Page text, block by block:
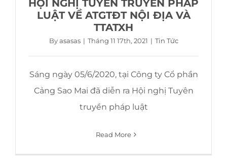
HỘI NGHỊ TUYÊN TRUYỀN PHÁP
LUẬT VỀ ATGTĐT NỘI ĐỊA VÀ
TTATXH
Byasasas | Tháng 11 17th, 2021 | Tin Tức
Sáng ngày 05/6/2020, tại Công ty Cổ phần
Cảng Sao Mai đã diễn ra Hội nghị Tuyên
truyền pháp luật
Read More